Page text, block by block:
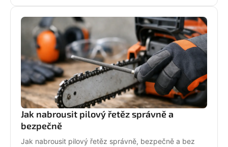
Jak nabrousit pilový řetěz správně a
bezpečně
Jak nabrousit pilový řetěz správně, bezpečně a bez